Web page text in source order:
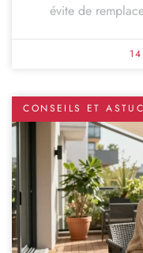
évite de
CONSEILS ET